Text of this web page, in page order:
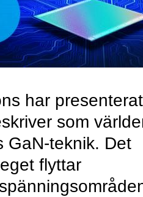
har presenterat
som
GaN-teknik. Det
flyttar